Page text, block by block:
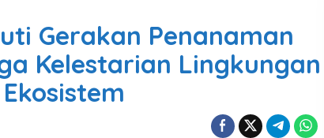
Gerakan Penanaman
Kelestarian Lingkungan